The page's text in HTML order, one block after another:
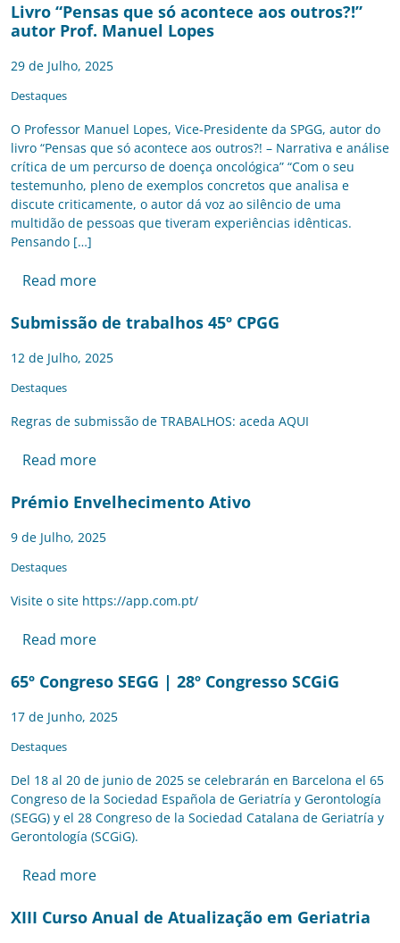
Livro “Pensas que só acontece aos outros?!”
autor Prof. Manuel Lopes
29 de Julho, 2025
Destaques
O Professor Manuel Lopes, Vice-Presidente da SPGG, autor do
livro “Pensas que só acontece aos outros?! – Narrativa e análise
crítica de um percurso de doença oncológica” “Com o seu
testemunho, pleno de exemplos concretos que analisa e
discute criticamente, o autor dá voz ao silêncio de uma
multidão de pessoas que tiveram experiências idênticas.
Pensando […]
Read more
Submissão de trabalhos 45º CPGG
12 de Julho, 2025
Destaques
Regras de submissão de TRABALHOS: aceda AQUI
Read more
Prémio Envelhecimento Ativo
9 de Julho, 2025
Destaques
Visite o site https://app.com.pt/
Read more
65º Congreso SEGG | 28º Congresso SCGiG
17 de Junho, 2025
Destaques
Del 18 al 20 de junio de 2025 se celebrarán en Barcelona el 65
Congreso de la Sociedad Española de Geriatría y Gerontología
(SEGG) y el 28 Congreso de la Sociedad Catalana de Geriatría y
Gerontología (SCGiG).
Read more
XIII Curso Anual de Atualização em Geriatria